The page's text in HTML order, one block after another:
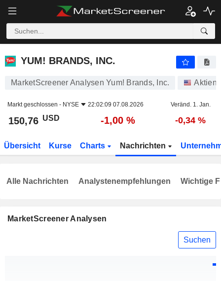
YUM! BRANDS, INC.
YUM! BRANDS, INC.
MarketScreener Analysen Yum! Brands, Inc. Aktien
Markt geschlossen - NYSE 22:02:09 07.08.2026 Veränd. 1. Jan.
150,76 USD -1,00 % -0,34 %
Übersicht Kurse Charts Nachrichten
MarketScreener Analysen
Suchen
Alle Nachrichten Analystenempfehlungen Wichtige